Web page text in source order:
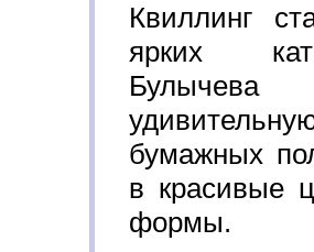
Квиллинг
ярких
бумажных
в красивые
формы.